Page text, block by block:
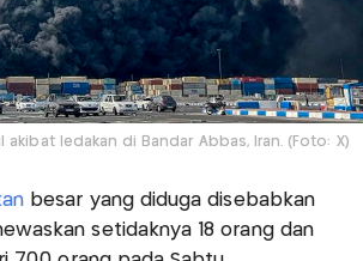
ledakan di Bandar Abbas, Iran. (Foto: X)
besar yang diduga disebabkan
setidaknya 18 orang dan